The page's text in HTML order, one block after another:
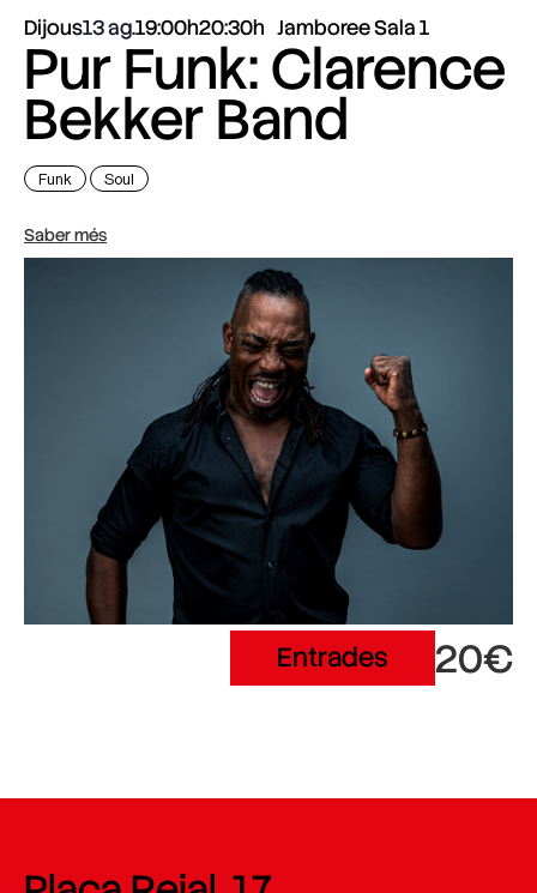
Dijous13 ag.19:00h20:30h Jamboree Sala 1
Pur Funk: Clarence
Bekker Band
Funk Soul
Saber més
Entrades 20€